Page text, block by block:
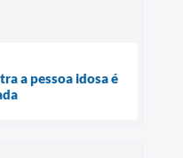
a pessoa idosa é